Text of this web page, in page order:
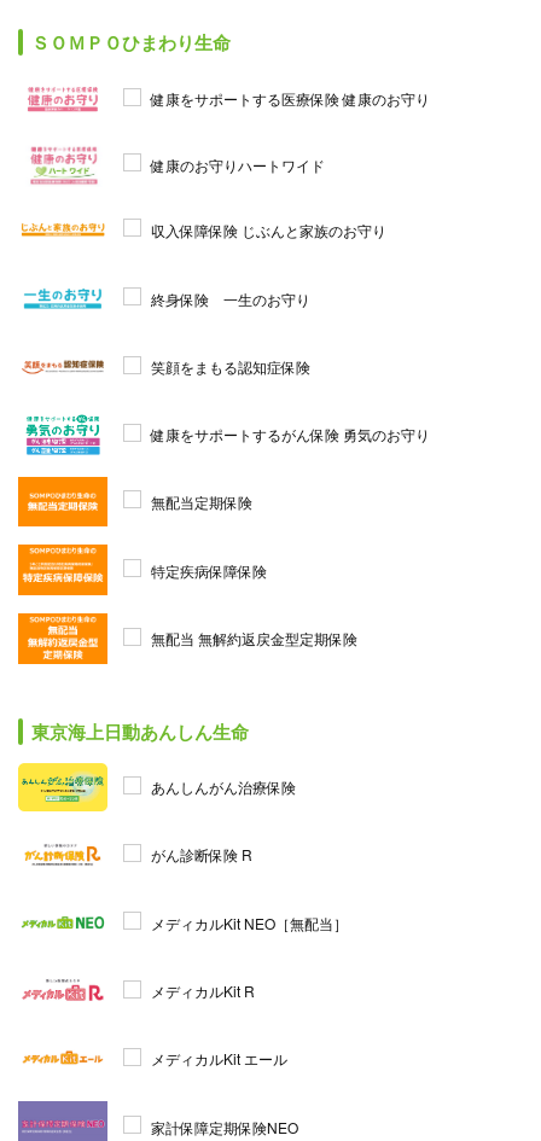
ＳＯＭＰＯひまわり生命
健康をサポートする医療保険 健康のお守り
健康のお守りハートワイド
収入保障保険 じぶんと家族のお守り
終身保険 一生のお守り
笑顔をまもる認知症保険
健康をサポートするがん保険 勇気のお守り
無配当定期保険
特定疾病保障保険
無配当 無解約返戻金型定期保険
東京海上日動あんしん生命
あんしんがん治療保険
がん診断保険 R
メディカルKit NEO［無配当］
メディカルKit R
メディカルKit エール
家計保障定期保険NEO